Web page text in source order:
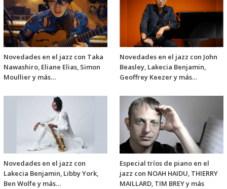
Novedades en el jazz con Taka
Nawashiro, Eliane Elias, Simon
Moullier y más…
Novedades en el jazz con John
Beasley, Lakecia Benjamin,
Geoffrey Keezer y más…
Novedades en el jazz con
Lakecia Benjamin, Libby York,
Ben Wolfe y más…
Especial tríos de piano en el
jazz con NOAH HAIDU, THIERRY
MAILLARD, TIM BREY y más